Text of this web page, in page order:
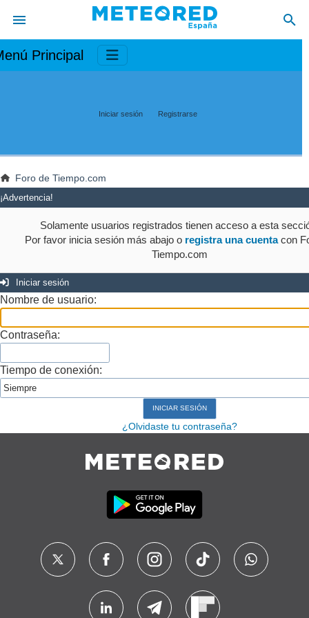
Principal
Iniciar sesión Registrarse
Foro de Tiempo.com
¡Advertencia!
Solamente usuarios registrados tienen acceso a esta
Por favor inicia sesión más abajo o registra una cuentacon
Tiempo.com
Iniciar sesión
Nombre de usuario:
Contraseña:
Tiempo de conexión:
¿Olvidaste tu contraseña?